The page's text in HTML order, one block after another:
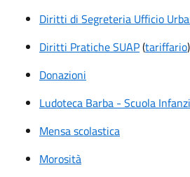
Diritti di Segreteria Ufficio
Diritti Pratiche SUAP(tariffario)
Donazioni
Ludoteca Barba - Scuola
Mensa scolastica
Morosità